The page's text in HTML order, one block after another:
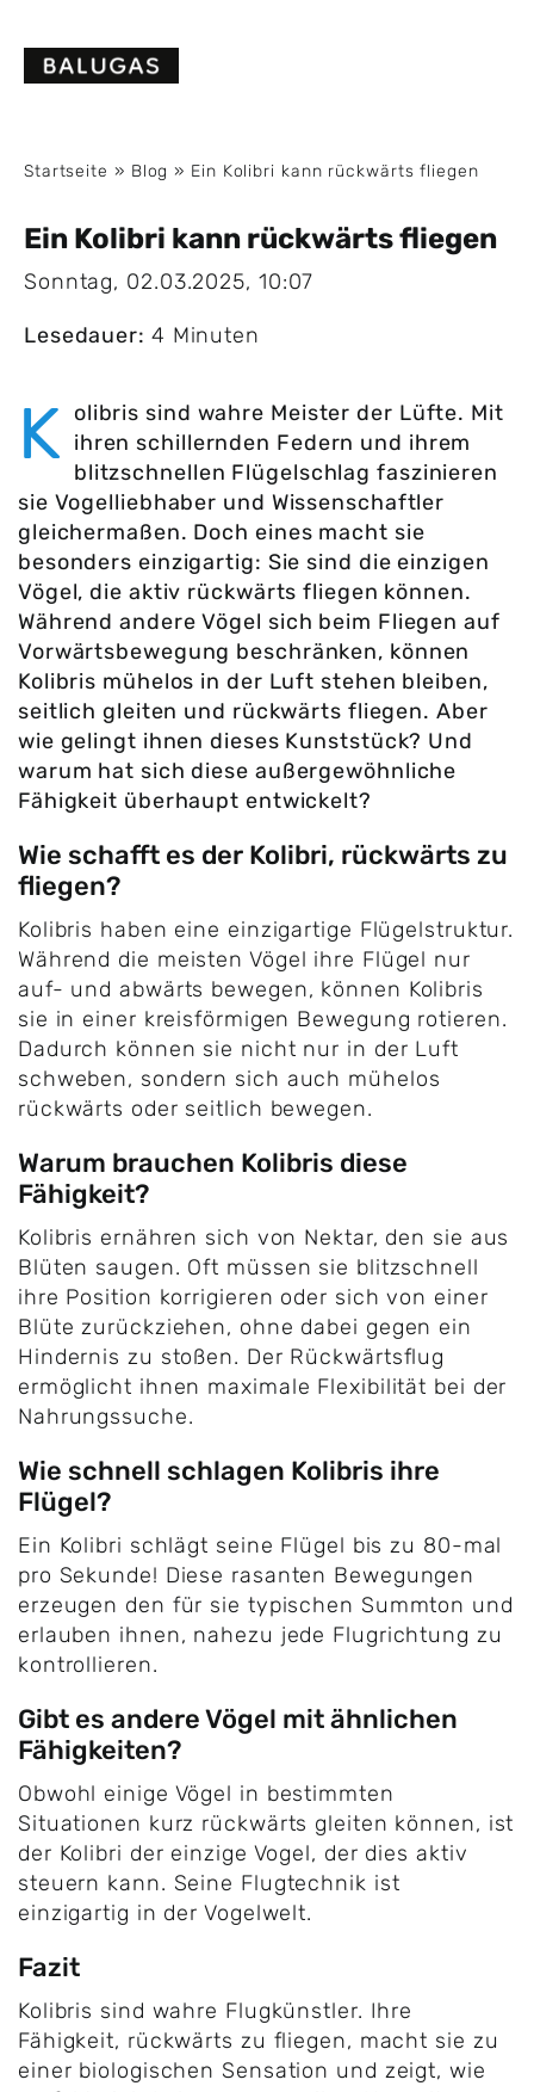
content
Startseite » Blog » Ein Kolibri kann rückwärts fliegen
Ein Kolibri kann rückwärts fliegen
Sonntag, 02.03.2025, 10:07
Lesedauer: 4 Minuten
K olibris sind wahre Meister der Lüfte. Mit
ihren schillernden Federn und ihrem
blitzschnellen Flügelschlag faszinieren
sie Vogelliebhaber und Wissenschaftler
gleichermaßen. Doch eines macht sie
besonders einzigartig: Sie sind die einzigen
Vögel, die aktiv rückwärts fliegen können.
Während andere Vögel sich beim Fliegen auf
Vorwärtsbewegung beschränken, können
Kolibris mühelos in der Luft stehen bleiben,
seitlich gleiten und rückwärts fliegen. Aber
wie gelingt ihnen dieses Kunststück? Und
warum hat sich diese außergewöhnliche
Fähigkeit überhaupt entwickelt?
Wie schafft es der Kolibri, rückwärts zu
fliegen?
Kolibris haben eine einzigartige Flügelstruktur.
Während die meisten Vögel ihre Flügel nur
auf- und abwärts bewegen, können Kolibris
sie in einer kreisförmigen Bewegung rotieren.
Dadurch können sie nicht nur in der Luft
schweben, sondern sich auch mühelos
rückwärts oder seitlich bewegen.
Warum brauchen Kolibris diese
Fähigkeit?
Kolibris ernähren sich von Nektar, den sie aus
Blüten saugen. Oft müssen sie blitzschnell
ihre Position korrigieren oder sich von einer
Blüte zurückziehen, ohne dabei gegen ein
Hindernis zu stoßen. Der Rückwärtsflug
ermöglicht ihnen maximale Flexibilität bei der
Nahrungssuche.
Wie schnell schlagen Kolibris ihre
Flügel?
Ein Kolibri schlägt seine Flügel bis zu 80-mal
pro Sekunde! Diese rasanten Bewegungen
erzeugen den für sie typischen Summton und
erlauben ihnen, nahezu jede Flugrichtung zu
kontrollieren.
Gibt es andere Vögel mit ähnlichen
Fähigkeiten?
Obwohl einige Vögel in bestimmten
Situationen kurz rückwärts gleiten können, ist
der Kolibri der einzige Vogel, der dies aktiv
steuern kann. Seine Flugtechnik ist
einzigartig in der Vogelwelt.
Fazit
Kolibris sind wahre Flugkünstler. Ihre
Fähigkeit, rückwärts zu fliegen, macht sie zu
einer biologischen Sensation und zeigt, wie